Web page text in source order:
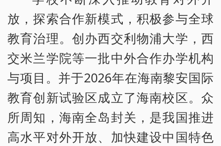
放，探索合作新模式，积极参与全球
教育治理。创办西交利物浦大学，西
交米兰学院等一批中外合作办学机构
与项目。并于2026年在海南黎安国际
教育创新试验区成立了海南校区。众
所周知，海南全岛封关，是我国推进
高水平对外开放、加快建设中国特色